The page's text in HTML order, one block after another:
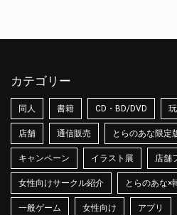
カテゴリー
同人 書籍 CD・BD/DVD
店舗 通信販売 とらのあな限定
キャンペーン イラスト展 店舗
女性向けサークル紹介 とらのあな×
一般ゲーム 女性向け アプリ